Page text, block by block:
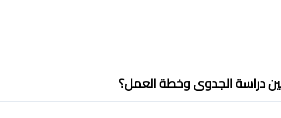
دراسة الجدوى وخطة العمل؟